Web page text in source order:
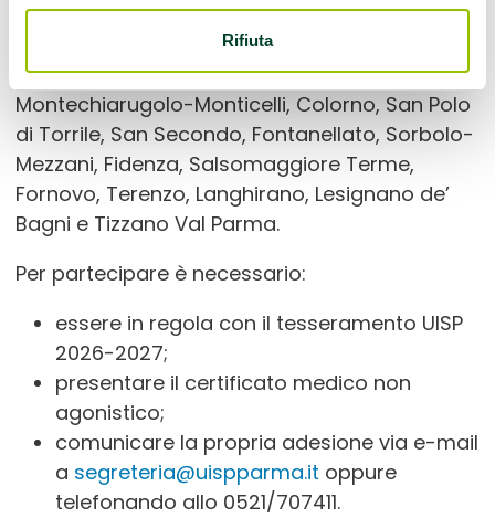
Rifiuta
organizzati non solo a Parma, ma anche in
numerosi comuni del territorio provinciale:
Sala Baganza, Felino, Collecchio, Noceto,
Montechiarugolo-Monticelli, Colorno, San Polo
di Torrile, San Secondo, Fontanellato, Sorbolo-
Mezzani, Fidenza, Salsomaggiore Terme,
Fornovo, Terenzo, Langhirano, Lesignano de’
Bagni e Tizzano Val Parma.
Per partecipare è necessario:
essere in regola con il tesseramento UISP
2026-2027;
presentare il certificato medico non
agonistico;
comunicare la propria adesione via e-mail
a segreteria@uispparma.it oppure
telefonando allo 0521/707411.